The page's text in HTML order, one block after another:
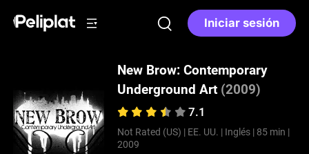
Iniciar sesión
New Brow: Contemporary
Underground Art (2009)
7.1
Not Rated (US) | EE. UU. | Inglés | 85 min |
2009